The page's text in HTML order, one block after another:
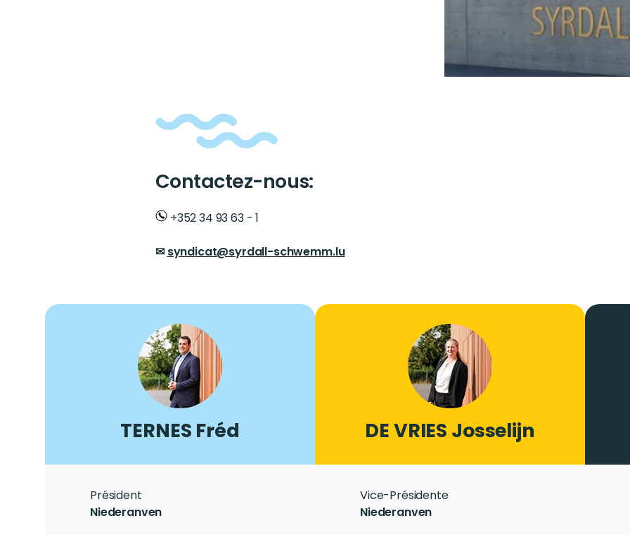
Text
Contactez-nous:
+352 34 93 63 - 1
✉ syndicat@syrdall-schwemm.lu
Members
Photo
Image
LASTNAME
TERNES Firstname
Fréd
Role
Président
City
Niederanven
Photo
Image
LASTNAME
DE VRIES Firstname
Josselijn
Role
Vice-Présidente
City
Niederanven